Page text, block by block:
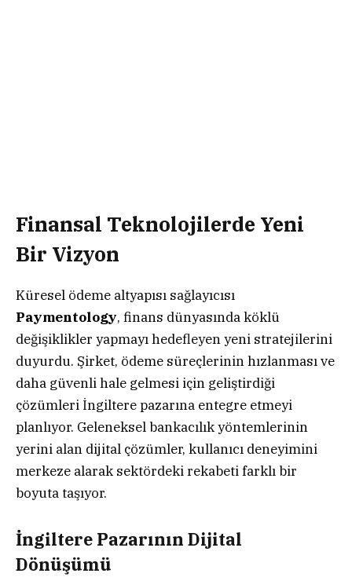
Finansal Teknolojilerde Yeni
Bir Vizyon
Küresel ödeme altyapısı sağlayıcısı
Paymentology, finans dünyasında köklü
değişiklikler yapmayı hedefleyen yeni stratejilerini
duyurdu. Şirket, ödeme süreçlerinin hızlanması ve
daha güvenli hale gelmesi için geliştirdiği
çözümleri İngiltere pazarına entegre etmeyi
planlıyor. Geleneksel bankacılık yöntemlerinin
yerini alan dijital çözümler, kullanıcı deneyimini
merkeze alarak sektördeki rekabeti farklı bir
boyuta taşıyor.
İngiltere Pazarının Dijital
Dönüşümü